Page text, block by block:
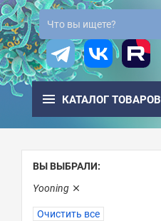
КАТАЛОГ ТОВАРОВ
ВЫ ВЫБРАЛИ:
Yooning
Очистить все